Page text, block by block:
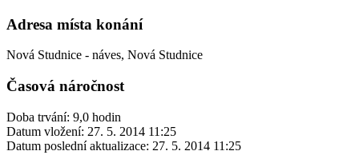
Adresa místa konání
Nová Studnice - náves, Nová Studnice
Časová náročnost
Doba trvání: 9,0 hodin
Datum vložení: 27. 5. 2014 11:25
Datum poslední aktualizace: 27. 5. 2014 11:25